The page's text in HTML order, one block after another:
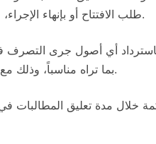
طلب الافتتاح أو بإنهاء الإجراء، ويقع باطلاً كل تصرف يخالف ذلك.
أي أصول جرى التصرف
بما تراه مناسباً، وذلك مع مراعاة حقوق الغير (حسن النية).
خلال مدة تعليق المطالبات